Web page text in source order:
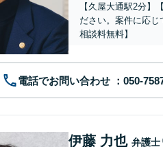
【久屋大通駅2分】
ださい。案件に応
相談料無料】
電話でお問い合わせ
伊藤 力也 弁護士